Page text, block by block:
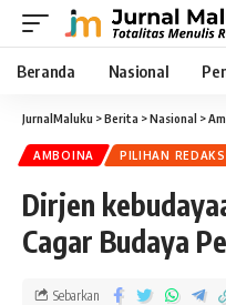
Beranda Nasional
JurnalMaluku >Berita >Nasional >
AMBOINA PILIHAN
Dirjen
Cagar Budaya
Sebarkan